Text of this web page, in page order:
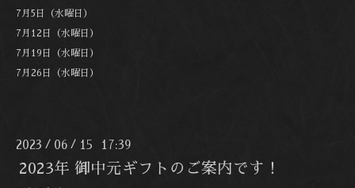
7月5日（水曜日）
7月12日（水曜日）
7月19日（水曜日）
7月26日（水曜日）
2023 / 06 / 15 17:39
2023年 御中元ギフトのご案内です！